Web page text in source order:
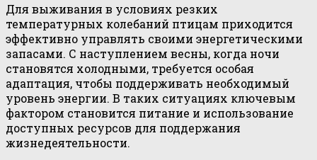
Для выживания в условиях резких
температурных колебаний птицам приходится
эффективно управлять своими энергетическими
запасами. С наступлением весны, когда ночи
становятся холодными, требуется особая
адаптация, чтобы поддерживать необходимый
уровень энергии. В таких ситуациях ключевым
фактором становится питание и использование
доступных ресурсов для поддержания
жизнедеятельности.